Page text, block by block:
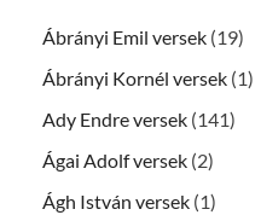
Ábrányi Emil versek (19)
Ábrányi Kornél versek (1)
Ady Endre versek (141)
Ágai Adolf versek (2)
Ágh István versek (1)